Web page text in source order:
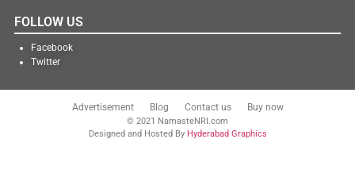
FOLLOW US
Facebook
Twitter
Advertisement Blog Contact us Buy now
© 2021 NamasteNRI.com
Designed and Hosted By Hyderabad Graphics